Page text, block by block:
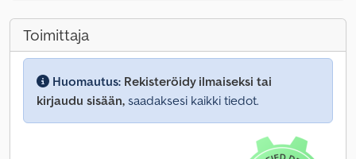
Toimittaja
Huomautus: Rekisteröidy ilmaiseksi tai
kirjaudu sisään, saadaksesi kaikki tiedot.